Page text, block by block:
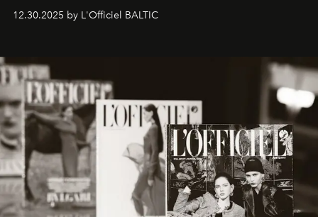
ecosystems.
Sabrina Spinelli
brand strategist with three decades of mastery in luxury,
framework where creativity, commerce, and culture
converge with surgical precision.
12.30.2025 by L'Officiel BALTIC